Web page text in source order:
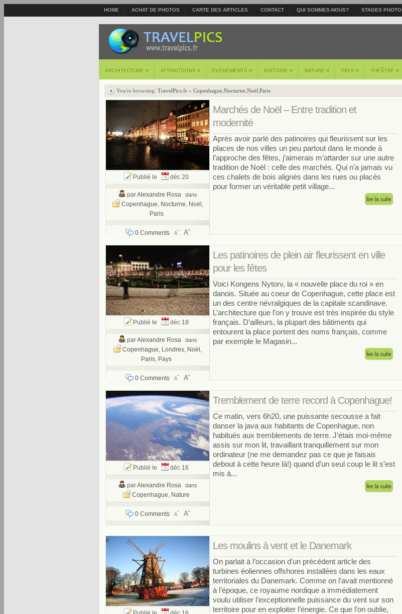
HOME ACHAT DE PHOTOS CARTE DES ARTICLES CONTACT QUI SOMMES-NOUS? STAGES PHOTO
ARCHITECTURE » ATTRACTIONS » EVÈNEMENTS » HISTOIRE » NATURE » PAYS » THÉÂTRE »
You're browsing: TravelPics.fr » Copenhague Nocturne Noël Paris
Publié le déc 20
parAlexandre Rosa dans
Copenhague, Nocturne, Noël ,
Paris
0 Comments
Marchés de Noël – Entre tradition et
modernité
Après avoir parlé des patinoires qui fleurissent sur les
places de nos villes un peu partout dans le monde à
l’approche des fêtes, j’aimerais m’attarder sur une autre
tradition de Noël : celle des marchés. Qui n’a jamais vu
ces chalets de bois alignés dans les rues ou placés
pour former un véritable petit village...
Publié le déc 18
parAlexandre Rosa dans
Copenhague, Londres, Noël ,
Paris, Pays
0 Comments
Les patinoires de plein air fleurissent en ville
pour les fêtes
Voici Kongens Nytorv, la « nouvelle place du roi » en
danois. Située au coeur de Copenhague, cette place est
un des centre névralgiques de la capitale scandinave.
L’architecture que l’on y trouve est très inspirée du style
français. D’ailleurs, la plupart des bâtiments qui
entourent la place portent des noms français, comme
par exemple le Magasin...
Publié le déc 16
parAlexandre Rosa dans
Copenhague, Nature
0 Comments
Tremblement de terre record à Copenhague!
Ce matin, vers 6h20, une puissante secousse a fait
danser la java aux habitants de Copenhague, non
habitués aux tremblements de terre. J’étais moi-même
assis sur mon lit, travaillant tranquillement sur mon
ordinateur (ne me demandez pas ce que je faisais
debout à cette heure là!) quand d’un seul coup le lit s’est
mis à...
Les moulins à vent et le Danemark
On parlait à l’occasion d’un précédent article des
turbines éoliennes offshores installées dans les eaux
territoriales du Danemark. Comme on l’avait mentionné
à l’époque, ce royaume nordique a immédiatement
voulu utiliser l’exceptionnelle puissance du vent sur son
territoire pour en exploiter l’énergie. Ce que l’on oublie,